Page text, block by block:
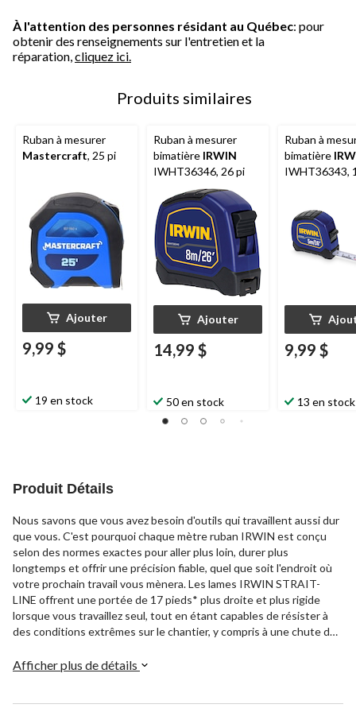
À l'attention des personnes résidant au Québec: pour
obtenir des renseignements sur l'entretien et la
réparation,cliquez ici.
Produits similaires
Ruban à mesurer
Mastercraft, 25 pi
Ajouter
9,99 $
19 en stock
Ruban à mesurer
bimatière IRWIN
IWHT36346, 26 pi
Ajouter
14,99 $
50 en stock
Ruban à
bimatière
IWHT36343,
9,99 $
13 en stock
Produit Détails
Nous savons que vous avez besoin d'outils qui travaillent aussi dur
que vous. C'est pourquoi chaque mètre ruban IRWIN est conçu
selon des normes exactes pour aller plus loin, durer plus
longtemps et offrir une précision fiable, quel que soit l'endroit où
votre prochain travail vous mènera. Les lames IRWIN STRAIT-
LINE offrent une portée de 17 pieds* plus droite et plus rigide
lorsque vous travaillez seul, tout en étant capables de résister à
des conditions extrêmes sur le chantier, y compris à une chute de
contrôle de la rétraction, d'un revêtement de lame durable, d'une
Afficher plus de détails